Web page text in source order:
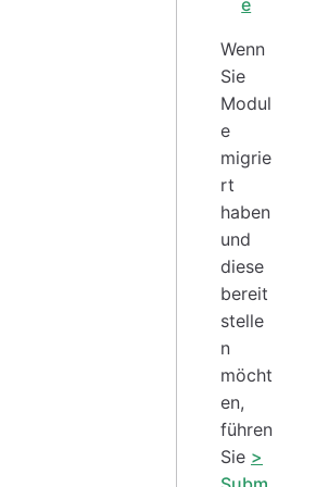
Wenn
Sie
Modul
e
migrie
rt
haben
und
diese
bereit
stelle
n
möcht
en,
führen
Sie >